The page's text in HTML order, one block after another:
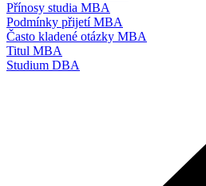
Přínosy studia MBA
Podmínky přijetí MBA
Často kladené otázky MBA
Titul MBA
Studium DBA